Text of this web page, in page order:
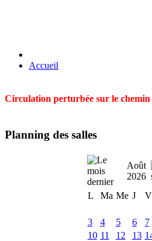
Accueil
Circulation perturbée sur le chemin
Planning des salles
Août
2026
L
Ma Me J V
3
4 5 6 7
10 11 12 13